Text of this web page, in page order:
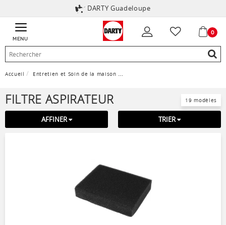
DARTY Guadeloupe
MENU
0
Accueil Entretien et Soin de la maison
FILTRE ASPIRATEUR 19 modèles
AFFINER TRIER